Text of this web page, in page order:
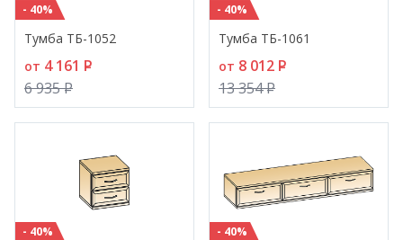
- 40%
Тумба ТБ-1052
от 4 161 P
6 935P
- 40%
Тумба ТБ-1061
от 8 012 P
13 354P
- 40% - 40%